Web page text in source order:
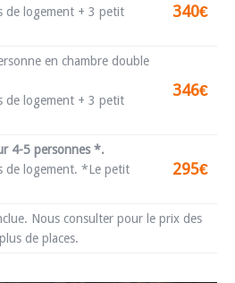
de logement + 3 petit
340€
en chambre double
de logement + 3 petit
346€
4-5 personnes *.
de logement. *Le petit
295€
Nous consulter pour le prix des
de places.